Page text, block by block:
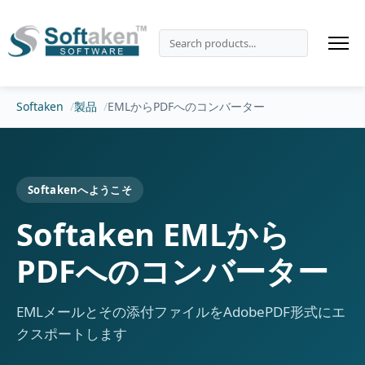
Softaken 製品 EMLからPDFへのコンバーター
Softakenへようこそ
Softaken EMLから
PDFへのコンバーター
EMLメールとその添付ファイルをAdobePDF形式にエ
クスポートします